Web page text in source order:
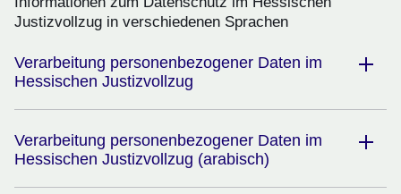
Justizvollzug in verschiedenen Sprachen
Verarbeitung personenbezogener Daten im
Hessischen Justizvollzug
Verarbeitung personenbezogener Daten im
Hessischen Justizvollzug (arabisch)